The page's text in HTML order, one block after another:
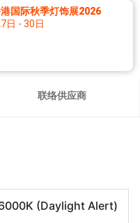
国际秋季灯饰展2026
日 - 30日
联络供应商
(Daylight Alert)